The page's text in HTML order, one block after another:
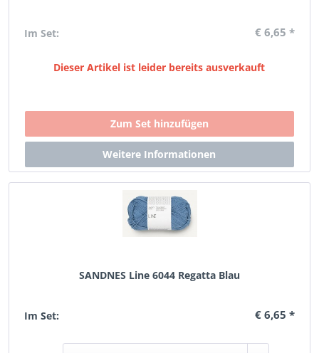
Im Set: € 6,65 *
Dieser Artikel ist leider bereits ausverkauft
SANDNES Line 6044 Regatta Blau
Im Set: € 6,65 *